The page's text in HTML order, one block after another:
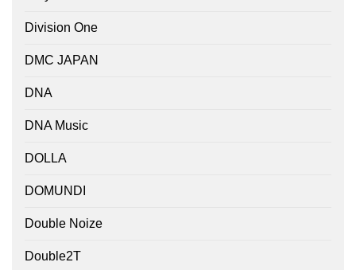
Division One
DMC JAPAN
DNA
DNA Music
DOLLA
DOMUNDI
Double Noize
Double2T